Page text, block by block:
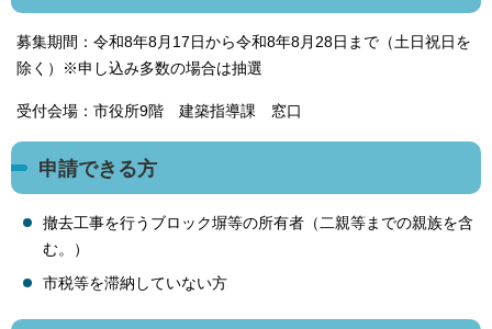
募集期間：令和8年8月17日から令和8年8月28日まで（土日祝日を
除く）※申し込み多数の場合は抽選
受付会場：市役所9階 建築指導課 窓口
申請できる方
撤去工事を行うブロック塀等の所有者（二親等までの親族を含
む。）
市税等を滞納していない方